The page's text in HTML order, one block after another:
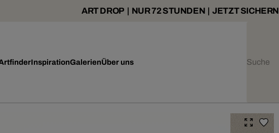
ART DROP | NUR 72 STUNDEN | JETZT SICHERN
InspirationGalerienÜber uns